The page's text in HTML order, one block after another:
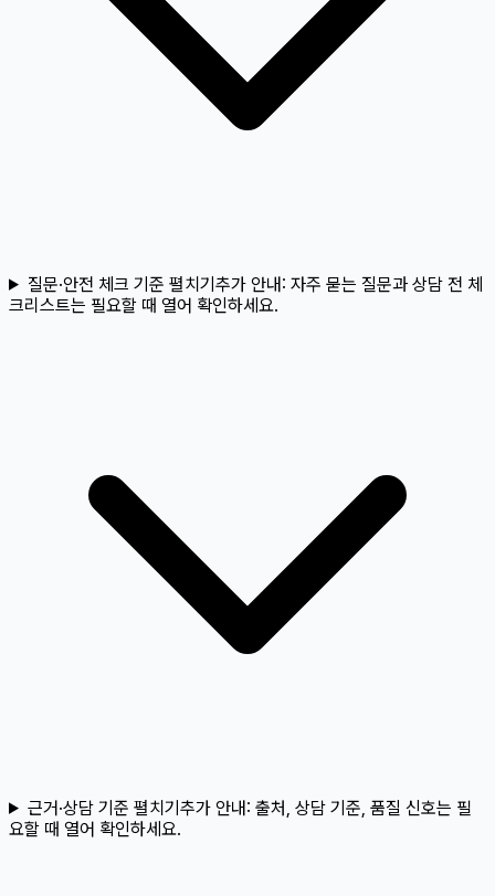
질문·안전 체크 기준 펼치기추가 안내: 자주 묻는 질문과 상담 전 체
크리스트는 필요할 때 열어 확인하세요.
근거·상담 기준 펼치기추가 안내: 출처, 상담 기준, 품질 신호는 필
요할 때 열어 확인하세요.